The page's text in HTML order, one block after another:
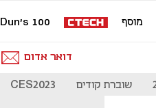
מוסף Dun's 100
דואר אדום
שוברת קודים CES2023